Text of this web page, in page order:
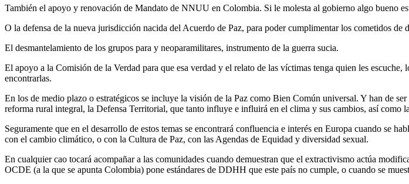
También el apoyo y renovación de Mandato de NNUU en Colombia. Si le molesta al gobierno algo bueno
O la defensa de la nueva jurisdicción nacida del Acuerdo de Paz, para poder cumplimentar los cometidos de
El desmantelamiento de los grupos para y neoparamilitares, instrumento de la guerra sucia.
El apoyo a la Comisión de la Verdad para que esa verdad y el relato de las víctimas tenga quien les
encontrarlas.
En los de medio plazo o estratégicos se incluye la visión de la Paz como Bien Común universal. Y han de
reforma rural integral, la Defensa Territorial, que tanto influye e influirá en el clima y sus cambios, así como
Seguramente que en el desarrollo de estos temas se encontrará confluencia e interés en Europa cuando se
con el cambio climático, o con la Cultura de Paz, con las Agendas de Equidad y diversidad sexual.
En cualquier cao tocará acompañar a las comunidades cuando demuestran que el extractivismo actúa
OCDE (a la que se apunta Colombia) pone estándares de DDHH que este país no cumple, o cuando se